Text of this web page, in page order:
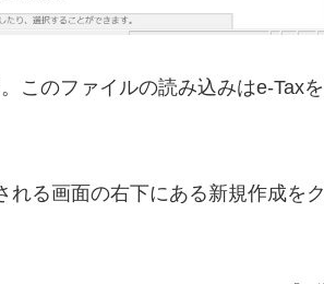
このファイルの読み込みはe-Taxを
る画面の右下にある新規作成をク